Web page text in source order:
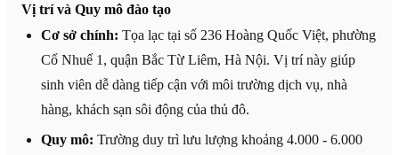
Vị trí và Quy mô đào tạo
Cơ sở chính: Tọa lạc tại số 236 Hoàng Quốc Việt, phường
Cổ Nhuế 1, quận Bắc Từ Liêm, Hà Nội. Vị trí này giúp
sinh viên dễ dàng tiếp cận với môi trường dịch vụ, nhà
hàng, khách sạn sôi động của thủ đô.
Quy mô: Trường duy trì lưu lượng khoảng 4.000 - 6.000